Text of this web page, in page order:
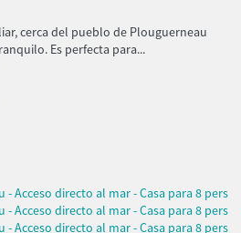
cerca del pueblo de Plouguerneau
Es perfecta para...